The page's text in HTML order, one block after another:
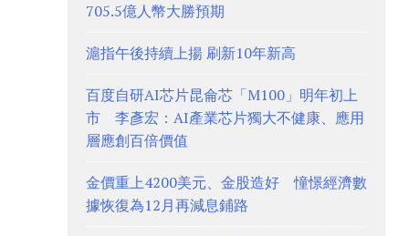
705.5億人幣大勝預期
滬指午後持續上揚 刷新10年新高
百度自研AI芯片昆侖芯「M100」明年初上
市 李彥宏：AI產業芯片獨大不健康、應用
層應創百倍價值
金價重上4200美元、金股造好 憧憬經濟數
據恢復為12月再減息鋪路